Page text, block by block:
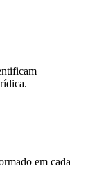
em cada